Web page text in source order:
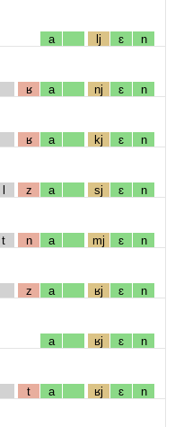
a lj ɛ n
ʁ a nj ɛ n
ʁ a kj ɛ n
l z a sj ɛ n
t n a mj ɛ n
z a ʁj ɛ n
a ʁj ɛ n
t a ʁj ɛ n